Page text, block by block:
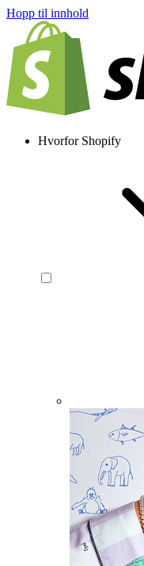
Hopp til innhold
Hvorfor Shopify